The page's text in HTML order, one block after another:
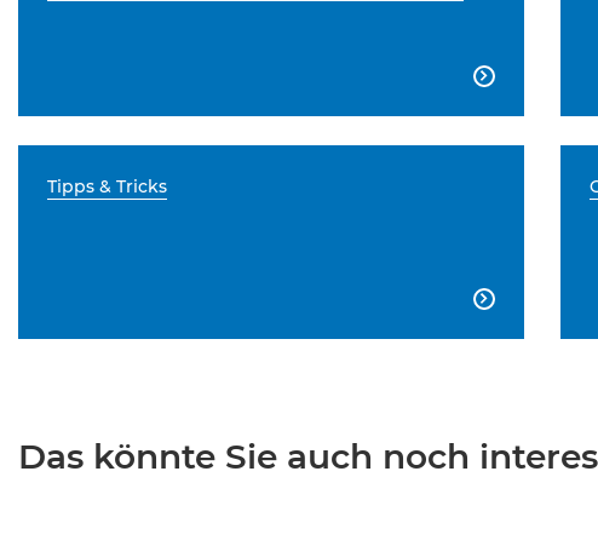

Tipps & Tricks

Das könnte Sie auch noch